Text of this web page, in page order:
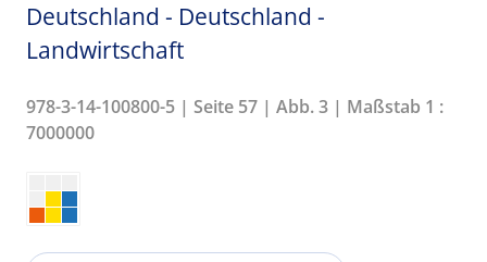
Deutschland - Deutschland -
Landwirtschaft
978-3-14-100800-5 | Seite 57 | Abb. 3 | Maßstab 1 :
7000000